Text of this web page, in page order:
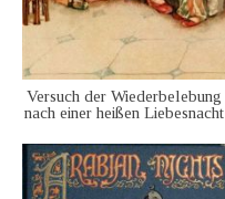
Versuch der Wiederbelebung
nach einer heißen Liebesnacht